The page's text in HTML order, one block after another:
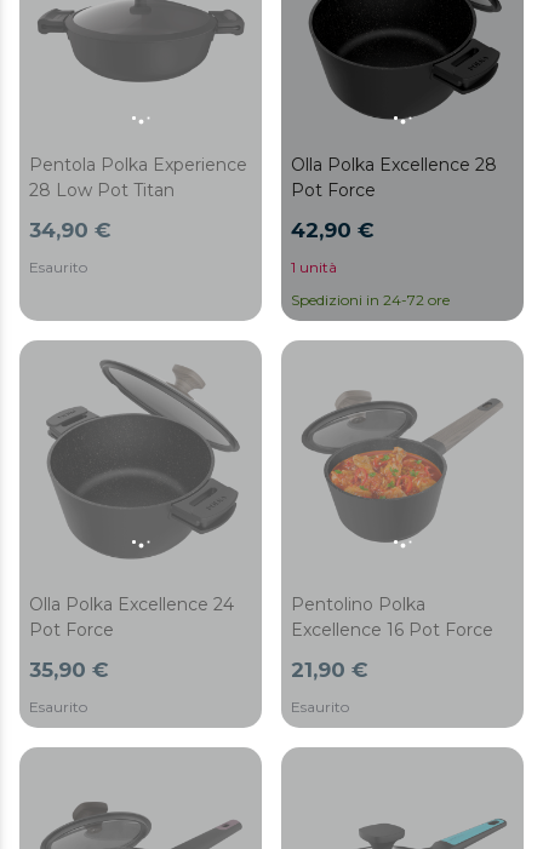
Pentola Polka Experience
28 Low Pot Titan
34,90 €
Esaurito
Olla Polka Excellence 28
Pot Force
42,90 €
1 unità
Spedizioni in 24-72 ore
Olla Polka Excellence 24
Pot Force
35,90 €
Esaurito
Pentolino Polka
Excellence 16 Pot Force
21,90 €
Esaurito